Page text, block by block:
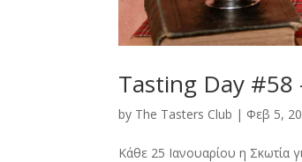
Tasting Day
by The Tasters Club | Φεβ 5,
Κάθε 25 Ιανουαρίου η Σκωτία